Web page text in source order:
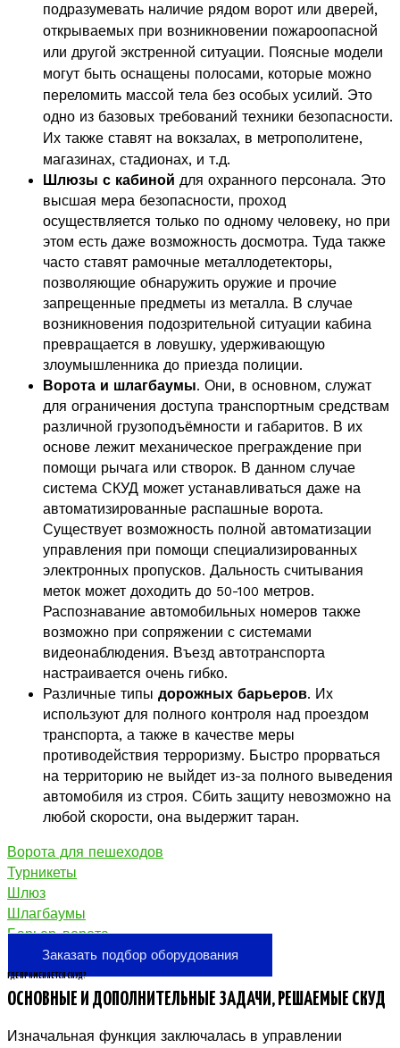
подразумевать наличие рядом ворот или дверей,
открываемых при возникновении пожароопасной
или другой экстренной ситуации. Поясные модели
могут быть оснащены полосами, которые можно
переломить массой тела без особых усилий. Это
одно из базовых требований техники безопасности.
Их также ставят на вокзалах, в метрополитене,
магазинах, стадионах, и т.д.
Шлюзы с кабиной для охранного персонала. Это
высшая мера безопасности, проход
осуществляется только по одному человеку, но при
этом есть даже возможность досмотра. Туда также
часто ставят рамочные металлодетекторы,
позволяющие обнаружить оружие и прочие
запрещенные предметы из металла. В случае
возникновения подозрительной ситуации кабина
превращается в ловушку, удерживающую
злоумышленника до приезда полиции.
Ворота и шлагбаумы. Они, в основном, служат
для ограничения доступа транспортным средствам
различной грузоподъёмности и габаритов. В их
основе лежит механическое преграждение при
помощи рычага или створок. В данном случае
система СКУД может устанавливаться даже на
автоматизированные распашные ворота.
Существует возможность полной автоматизации
управления при помощи специализированных
электронных пропусков. Дальность считывания
меток может доходить до 50-100 метров.
Распознавание автомобильных номеров также
возможно при сопряжении с системами
видеонаблюдения. Въезд автотранспорта
настраивается очень гибко.
Различные типы дорожных барьеров. Их
используют для полного контроля над проездом
транспорта, а также в качестве меры
противодействия терроризму. Быстро прорваться
на территорию не выйдет из-за полного выведения
автомобиля из строя. Сбить защиту невозможно на
любой скорости, она выдержит таран.
Ворота для пешеходов
Турникеты
Шлюз
Шлагбаумы
Барьер-ворота
Заказать подбор оборудования
ГДЕ ПРИМЕНЯЕТСЯ СКУД?
ОСНОВНЫЕ И ДОПОЛНИТЕЛЬНЫЕ ЗАДАЧИ, РЕШАЕМЫЕ СКУД
Изначальная функция заключалась в управлении